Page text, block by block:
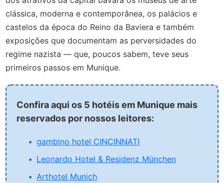
clássica, moderna e contemporânea, os palácios e
castelos da época do Reino da Baviera e também
exposições que documentam as perversidades do
regime nazista — que, poucos sabem, teve seus
primeiros passos em Munique.
Confira aqui os 5 hotéis em Munique mais
reservados por nossos leitores:
gambino hotel CINCINNATI
Leonardo Hotel & Residenz München
Arthotel Munich